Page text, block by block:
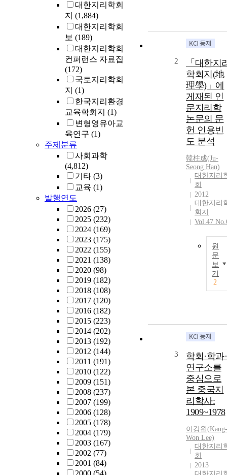
대한지리학회
지 (1,884)
대한지리학회
보 (189)
대한지리학회
컨퍼런스 자료집
(172)
국토지리학회
지 (1)
한국지리환경
교육학회지 (1)
변형영유아교
육연구 (1)
주제분류
사회과학
(4,812)
기타 (3)
교육 (1)
발행연도
2026 (27)
2025 (232)
2024 (169)
2023 (175)
2022 (155)
2021 (138)
2020 (98)
2019 (182)
2018 (108)
2017 (120)
2016 (182)
2015 (223)
2014 (202)
2013 (192)
2012 (144)
2011 (191)
2010 (122)
2009 (151)
2008 (237)
2007 (199)
2006 (128)
2005 (178)
2004 (179)
2003 (167)
2002 (77)
2001 (84)
2
「대한지
학회지(地
理學)」에
게재된 인
문지리학
논문의 문
헌 인용빈
도 분석
韓柱成(Ju-
Seong Han)
대한지리
회
2012
대한지리
회지
Vol.47
원
문
보
기
2
3
학회·학과·
연구소를
중심으로
본 중국지
리학사:
1909~1978
이강원(Kang-
Won Lee)
대한지리
회
2013